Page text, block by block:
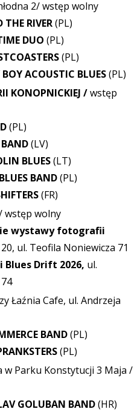
2/ wstęp wolny
THE RIVER(PL)
DUO (PL)
(PL)
ACOUSTIC BLUES(PL)
KONOPNICKIEJ /wstęp
(PL)
(LV)
BLUES(LT)
BAND(PL)
(FR)
wstęp wolny
wystawy fotografii
ul. Teofila Noniewicza 71
Blues Drift 2026, ul.
Łaźnia Cafe, ul. Andrzeja
BAND(PL)
(PL)
w Parku Konstytucji 3 Maja /
GOLUBAN BAND(HR)